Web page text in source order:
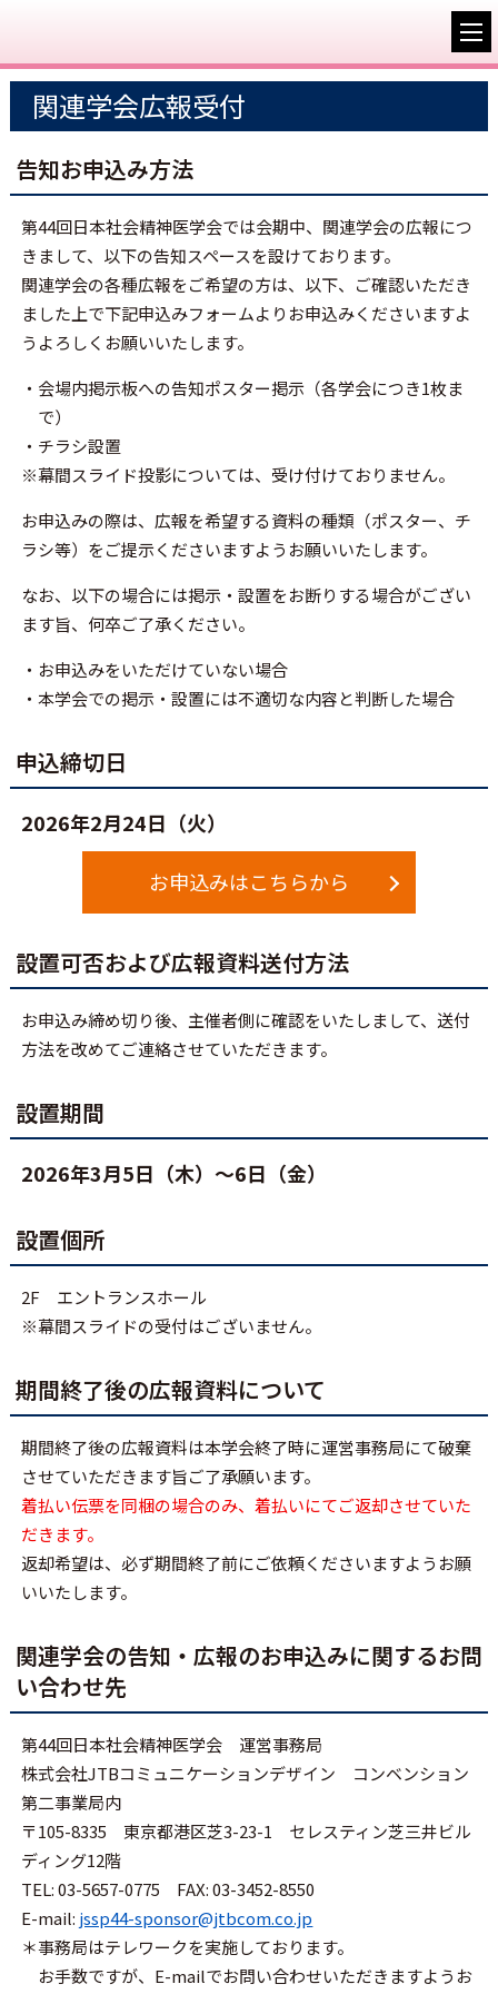
関連学会広報受付
告知お申込み方法
第44回日本社会精神医学会では会期中、関連学会の広報につ
きまして、以下の告知スペースを設けております。
関連学会の各種広報をご希望の方は、以下、ご確認いただき
ました上で下記申込みフォームよりお申込みくださいますよ
うよろしくお願いいたします。
・会場内掲示板への告知ポスター掲示（各学会につき1枚ま
で）
・チラシ設置
※幕間スライド投影については、受け付けておりません。
お申込みの際は、広報を希望する資料の種類（ポスター、チ
ラシ等）をご提示くださいますようお願いいたします。
なお、以下の場合には掲示・設置をお断りする場合がござい
ます旨、何卒ご了承ください。
・お申込みをいただけていない場合
・本学会での掲示・設置には不適切な内容と判断した場合
申込締切日
2026年2月24日（火）
お申込みはこちらから
設置可否および広報資料送付方法
お申込み締め切り後、主催者側に確認をいたしまして、送付
方法を改めてご連絡させていただきます。
設置期間
2026年3月5日（木）～6日（金）
設置個所
2F エントランスホール
※幕間スライドの受付はございません。
期間終了後の広報資料について
期間終了後の広報資料は本学会終了時に運営事務局にて破棄
させていただきます旨ご了承願います。
着払い伝票を同梱の場合のみ、着払いにてご返却させていた
だきます。
返却希望は、必ず期間終了前にご依頼くださいますようお願
いいたします。
関連学会の告知・広報のお申込みに関するお問
い合わせ先
第44回日本社会精神医学会 運営事務局
株式会社JTBコミュニケーションデザイン コンベンション
第二事業局内
〒105-8335 東京都港区芝3-23-1 セレスティン芝三井ビル
ディング12階
TEL: 03-5657-0775 FAX: 03-3452-8550
E-mail: jssp44-sponsor@jtbcom.co.jp
＊事務局はテレワークを実施しております。
お手数ですが、E-mailでお問い合わせいただきますようお